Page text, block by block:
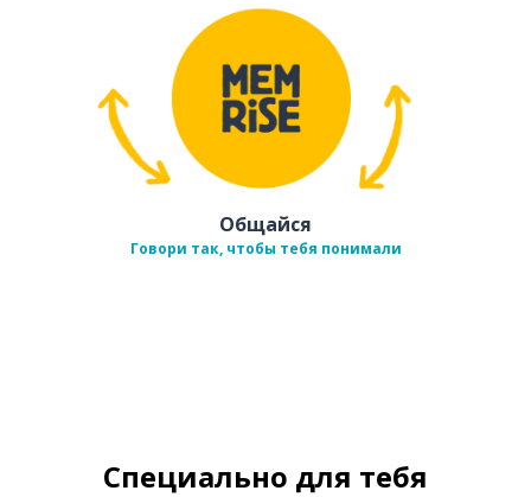
Общайся
Говори так, чтобы тебя понимали
Специально для тебя